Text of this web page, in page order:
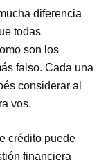
diferencia
todas
son los
falso. Cada una
considerar al
vos.
crédito puede
financiera